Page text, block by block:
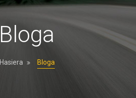
Bloga
Hasiera Bloga